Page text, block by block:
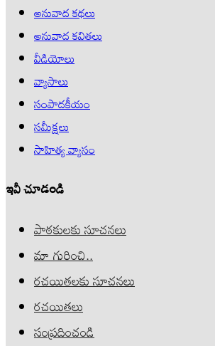
అనువాద కథలు
అనువాద కవితలు
వీడియోలు
వ్యాసాలు
సంపాదకీయం
సమీక్షలు
సాహిత్య వ్యాసం
ఇవీ చూడండి
పాఠకులకు సూచనలు
మా గురించి..
రచయితలకు సూచనలు
రచయితలు
సంప్రదించండి